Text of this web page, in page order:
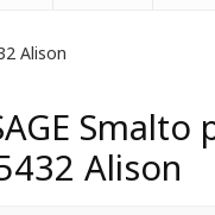
Alison
Alison